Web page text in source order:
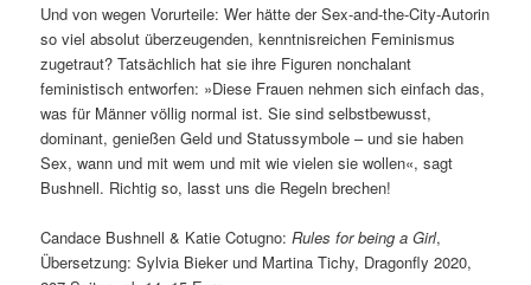
Und von wegen Vorurteile: Wer hätte der Sex-and-the-City-Autorin
so viel absolut überzeugenden, kenntnisreichen Feminismus
zugetraut? Tatsächlich hat sie ihre Figuren nonchalant
feministisch entworfen: »Diese Frauen nehmen sich einfach das,
was für Männer völlig normal ist. Sie sind selbstbewusst,
dominant, genießen Geld und Statussymbole – und sie haben
Sex, wann und mit wem und mit wie vielen sie wollen«, sagt
Bushnell. Richtig so, lasst uns die Regeln brechen!
Candace Bushnell & Katie Cotugno:Rules for being a Girl,
Übersetzung: Sylvia Bieker und Martina Tichy, Dragonfly 2020,